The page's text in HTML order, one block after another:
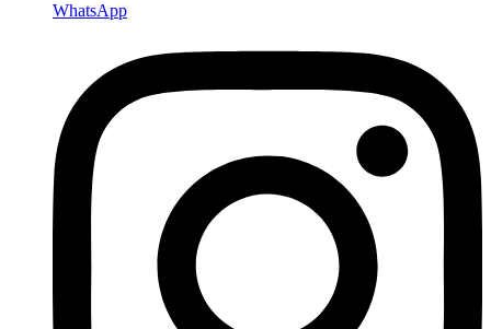
WhatsApp